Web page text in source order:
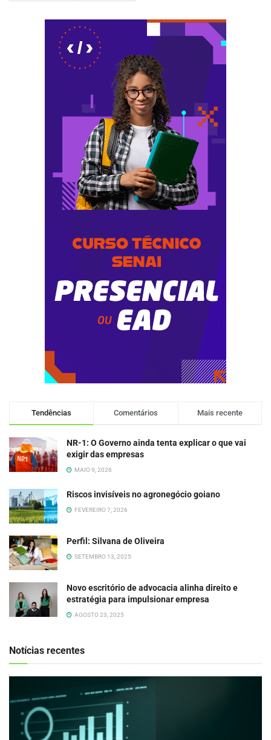
Tendências Comentários Mais recente
NR-1: O Governo ainda tenta explicar o que vai
exigir das empresas
MAIO 9, 2026
Riscos invisíveis no agronegócio goiano
FEVEREIRO 7, 2026
Perfil: Silvana de Oliveira
SETEMBRO 13, 2025
Novo escritório de advocacia alinha direito e
estratégia para impulsionar empresa
AGOSTO 23, 2025
Notícias recentes